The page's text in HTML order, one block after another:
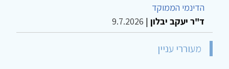
הדינמי הממוקד
ד"ר יעקב יבלון |
9.7.2026
מעוררי עניין